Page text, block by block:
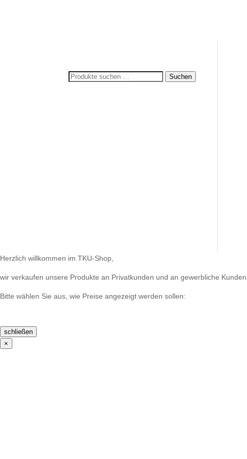
Suchen
Suchen
Herzlich willkommen im TKU-Shop,
wir verkaufen unsere Produkte an Privatkunden und an gewerbliche Kunden.
Bitte wählen Sie aus, wie Preise angezeigt werden sollen:
schließen
×